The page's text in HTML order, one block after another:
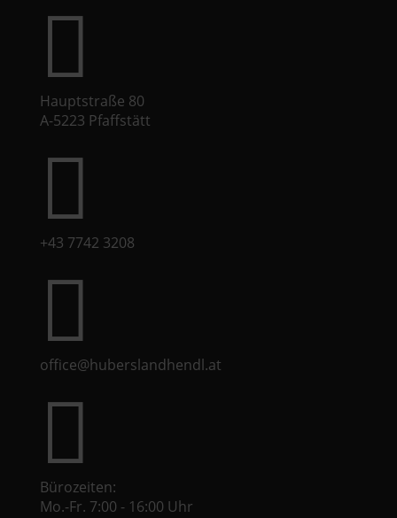

Hauptstraße 80
A-5223 Pfaffstätt

+43 7742 3208

office@huberslandhendl.at

Bürozeiten:
Mo.-Fr. 7:00 - 16:00 Uhr